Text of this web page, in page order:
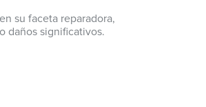
su faceta reparadora,
daños significativos.